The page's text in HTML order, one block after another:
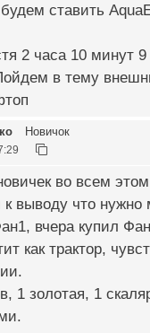
ставить
2 часа 10 минут 9
в тему
Новичок
во всем
выводу что нужно
вчера купил
как трактор,
1 золотая, 1